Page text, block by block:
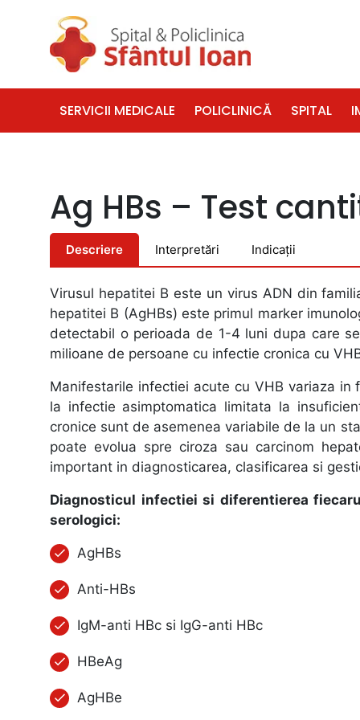
SERVICII MEDICALE POLICLINICĂ SPITAL
Ag HBs – Test
Descriere Interpretări Indicații
Virusul hepatitei B este un virus ADN din
hepatitei B (AgHBs) este primul marker
detectabil o perioada de 1-4 luni dupa care
milioane de persoane cu infectie cronica cu
Manifestarile infectiei acute cu VHB variaza
la infectie asimptomatica limitata la
cronice sunt de asemenea variabile de la un
poate evolua spre ciroza sau carcinom
important in diagnosticarea, clasificarea si
Diagnosticul infectiei si diferentierea
serologici:
AgHBs
Anti-HBs
IgM-anti HBc si IgG-anti HBc
HBeAg
AgHBe